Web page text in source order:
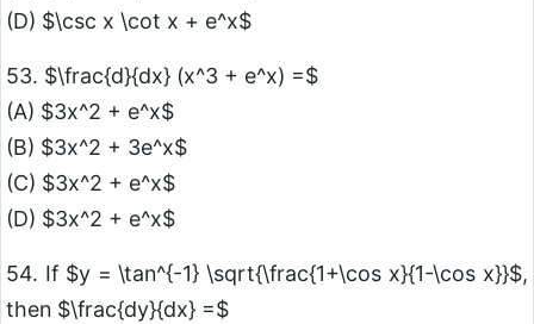
(D) $\csc x \cot x + e^x$
53. $\frac{d}{dx} (x^3 + e^x) =$
(A) $3x^2 + e^x$
(B) $3x^2 + 3e^x$
(C) $3x^2 + e^x$
(D) $3x^2 + e^x$
54. If $y = \tan^{-1} \sqrt{\frac{1+\cos x}{1-\cos x}}$,
then $\frac{dy}{dx} =$